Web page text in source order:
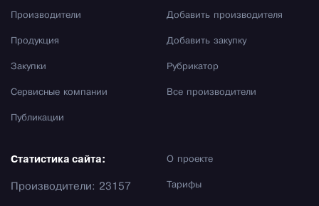
Производители
Продукция
Закупки
Сервисные компании
Публикации
Добавить производителя
Добавить закупку
Рубрикатор
Все производители
О проекте
Тарифы
Статистика сайта:
Производители: 23157